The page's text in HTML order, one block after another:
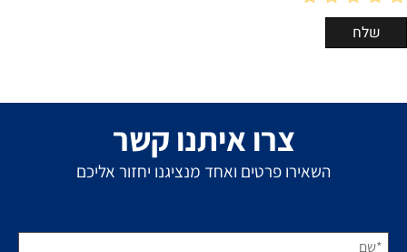
צרו איתנו קשר
השאירו פרטים ואחד מנציגנו יחזור אליכם